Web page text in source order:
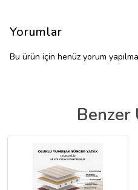
Yorumlar
Bu ürün için henüz yorum